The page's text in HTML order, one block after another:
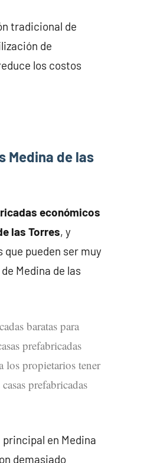
tradicional de
de
los costos
Medina de las
económicos
las Torres, y
que pueden ser muy
Medina de las
baratas para
prefabricadas
los propietarios tener
prefabricadas
en Medina
demasiado